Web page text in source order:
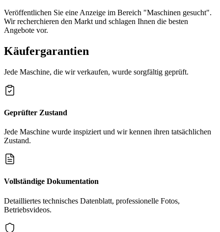
Veröffentlichen Sie eine Anzeige im Bereich "Maschinen gesucht".
Wir recherchieren den Markt und schlagen Ihnen die besten
Angebote vor.
Käufergarantien
Jede Maschine, die wir verkaufen, wurde sorgfältig geprüft.
Geprüfter Zustand
Jede Maschine wurde inspiziert und wir kennen ihren tatsächlichen
Zustand.
Vollständige Dokumentation
Detailliertes technisches Datenblatt, professionelle Fotos,
Betriebsvideos.